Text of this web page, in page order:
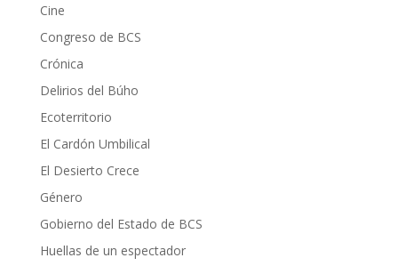
Cine
Congreso de BCS
Crónica
Delirios del Búho
Ecoterritorio
El Cardón Umbilical
El Desierto Crece
Género
Gobierno del Estado de BCS
Huellas de un espectador